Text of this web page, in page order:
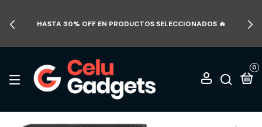
HASTA 30% OFF EN PRODUCTOS SELECCIONADOS 🔥
0